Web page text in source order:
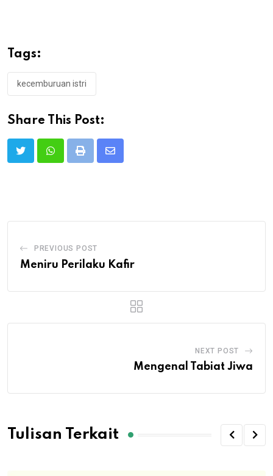
Tags:
kecemburuan istri
Share This Post:
Print
Share
PREVIOUS POST
Meniru Perilaku Kafir
NEXT POST
Mengenal Tabiat Jiwa
Tulisan Terkait